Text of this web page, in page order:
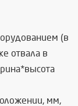
(в
отвала в
мм,